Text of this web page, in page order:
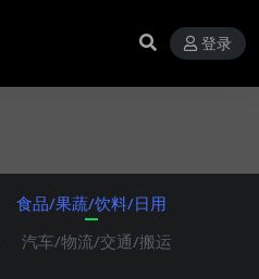
登录
食品/果蔬/饮料/日用
汽车/物流/交通/搬运